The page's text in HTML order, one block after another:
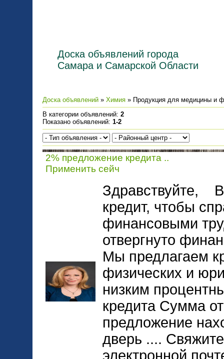
Доска объявлений города
Самара и Самарской Области
Доска объявлений » Химия » Продукция для медицины и
В категории объявлений: 2
Показано объявлений: 1-2
2% предложение кредита ..
Применить сейч
Здравствуйте,
кредит, чтобы
финансовыми
отвергнуто
Мы предлагаем
физических и
низким
кредита Сумма
предложение
дверь ....
электронной